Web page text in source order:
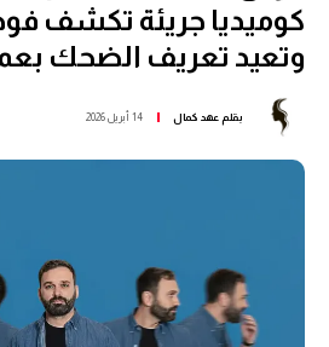
كوميديا جريئة تكشف
وتعيد تعريف الضحك
بقلم عهد كمال 14 أبريل 2026